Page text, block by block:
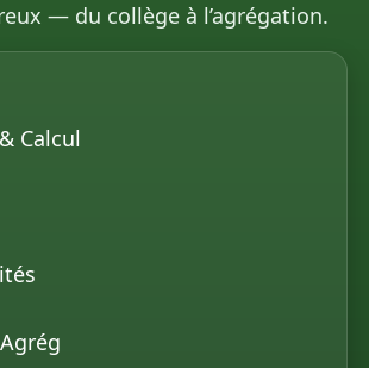
— du collège à l’agrégation.
Calcul